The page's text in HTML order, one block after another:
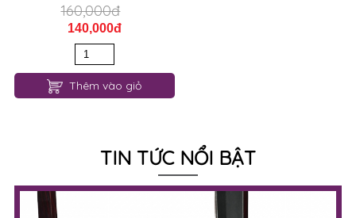
160,000đ
140,000đ
Thêm vào giỏ
TIN TỨC NỔI BẬT